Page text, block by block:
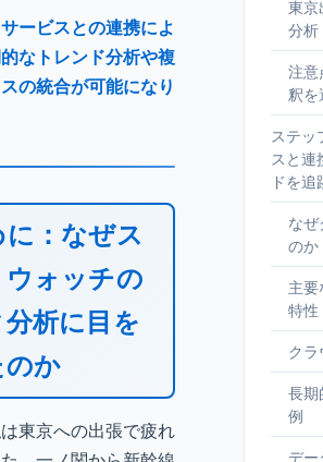
ービスとの連携によ
なトレンド分析や複
の統合が可能になり
：なぜス
ォッチの
析に目を
のか
東京への出張で疲れ
東京
分析
注意
釈を
ステッ
スと連
ドを追
なぜ
のか
主要
特性
クラ
長期
例
デー